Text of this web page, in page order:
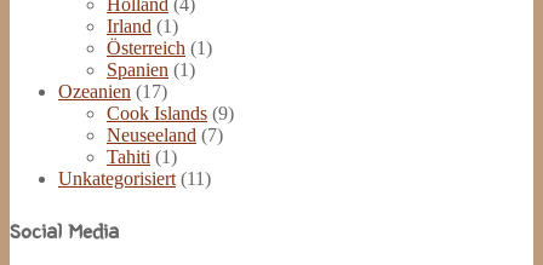
Holland (4)
Irland (1)
Österreich (1)
Spanien (1)
Ozeanien (17)
Cook Islands (9)
Neuseeland (7)
Tahiti (1)
Unkategorisiert (11)
Social Media